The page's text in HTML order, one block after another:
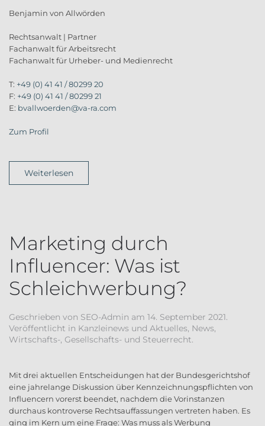
Benjamin von Allwörden
Rechtsanwalt | Partner
Fachanwalt für Arbeitsrecht
Fachanwalt für Urheber- und Medienrecht
T: +49 (0) 41 41 / 80299 20
F: +49 (0) 41 41 / 80299 21
E: bvallwoerden@va-ra.com
Zum Profil
Weiterlesen
Marketing durch
Influencer: Was ist
Schleichwerbung?
Geschrieben von SEO-Admin am 14. September 2021.
Veröffentlicht in Kanzleinews und Aktuelles, News,
Wirtschafts-, Gesellschafts- und Steuerrecht.
Mit drei aktuellen Entscheidungen hat der Bundesgerichtshof
eine jahrelange Diskussion über Kennzeichnungspflichten von
Influencern vorerst beendet, nachdem die Vorinstanzen
durchaus kontroverse Rechtsauffassungen vertreten haben. Es
ging im Kern um eine Frage: Was muss als Werbung